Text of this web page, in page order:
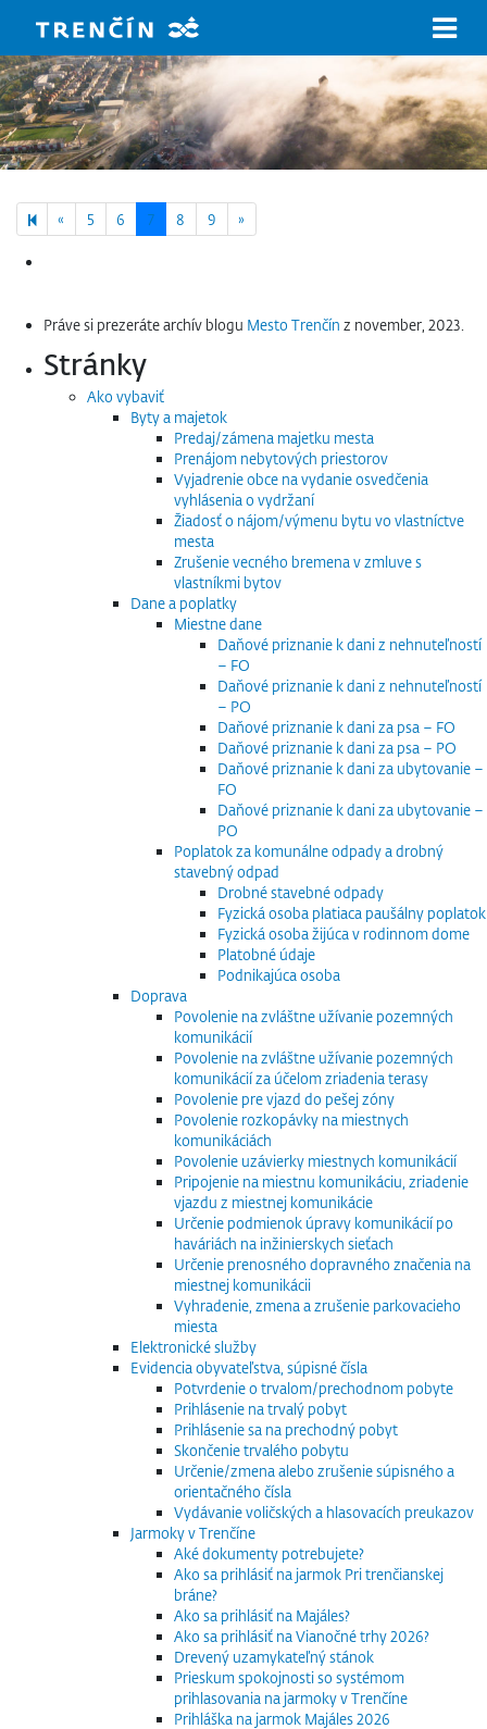
« Previous page
5 6 7 8 9 »
Práve si prezeráte archív blogu Mesto Trenčín z november, 2023.
Stránky
Ako vybaviť
Byty a majetok
Predaj/zámena majetku mesta
Prenájom nebytových priestorov
Vyjadrenie obce na vydanie osvedčenia
vyhlásenia o vydržaní
Žiadosť o nájom/výmenu bytu vo vlastníctve
mesta
Zrušenie vecného bremena v zmluve s
vlastníkmi bytov
Dane a poplatky
Miestne dane
Daňové priznanie k dani z nehnuteľností
– FO
Daňové priznanie k dani z nehnuteľností
– PO
Daňové priznanie k dani za psa – FO
Daňové priznanie k dani za psa – PO
Daňové priznanie k dani za ubytovanie –
FO
Daňové priznanie k dani za ubytovanie –
PO
Poplatok za komunálne odpady a drobný
stavebný odpad
Drobné stavebné odpady
Fyzická osoba platiaca paušálny poplatok
Fyzická osoba žijúca v rodinnom dome
Platobné údaje
Podnikajúca osoba
Doprava
Povolenie na zvláštne užívanie pozemných
komunikácií
Povolenie na zvláštne užívanie pozemných
komunikácií za účelom zriadenia terasy
Povolenie pre vjazd do pešej zóny
Povolenie rozkopávky na miestnych
komunikáciách
Povolenie uzávierky miestnych komunikácií
Pripojenie na miestnu komunikáciu, zriadenie
vjazdu z miestnej komunikácie
Určenie podmienok úpravy komunikácií po
haváriách na inžinierskych sieťach
Určenie prenosného dopravného značenia na
miestnej komunikácii
Vyhradenie, zmena a zrušenie parkovacieho
miesta
Elektronické služby
Evidencia obyvateľstva, súpisné čísla
Potvrdenie o trvalom/prechodnom pobyte
Prihlásenie na trvalý pobyt
Prihlásenie sa na prechodný pobyt
Skončenie trvalého pobytu
Určenie/zmena alebo zrušenie súpisného a
orientačného čísla
Vydávanie voličských a hlasovacích preukazov
Jarmoky v Trenčíne
Aké dokumenty potrebujete?
Ako sa prihlásiť na jarmok Pri trenčianskej
bráne?
Ako sa prihlásiť na Majáles?
Ako sa prihlásiť na Vianočné trhy 2026?
Drevený uzamykateľný stánok
Prieskum spokojnosti so systémom
prihlasovania na jarmoky v Trenčíne
Prihláška na jarmok Majáles 2026